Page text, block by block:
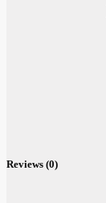
Reviews (0)